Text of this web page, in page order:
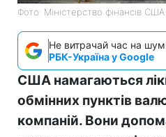
Фото: Міністерство фінансів
Не витрачай час на
РБК-Україна у Google
США намагаються
обмінних пунктів
компаній. Вони